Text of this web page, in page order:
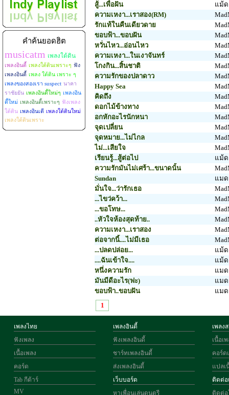
สู้...เพื่อฝัน
แม้ด
ความเหงา...เราสอง(RM)
รักแท้ในคืนเดียวดาย
ขอบฟ้า...ขอบฝัน
หวั่นไหว...อ่อนไหว
ความเหงา...ในเงาจันทร์
โกงกิน...สิ้นชาติ
ความรักของปลาดาว
Happy Sea
คิดถึง
ดอกไม้ข้างทาง
อกหักอะไรนักหนา
จุดเปลี่ยน
จุดหมาย...ไม่ไกล
ไม่...เสียใจ
เรียนรู้...สู้ต่อไป
แม้ด
ความรักมันไม่เศร้า...ขนาดนั้น
Sundan
แมด
มั่นใจ...ว่ารักเธอ
...ไขว่คว้า...
...ขอโทษ...
..หัวใจห้องสุดท้าย..
ความเหงา...เราสอง
ต่อจากนี้....ไม่มีเธอ
...ปลดปล่อย...
แม้ด
....ฉันเข้าใจ....
แม้ด
หนึ่งความรัก
แมด
มันมีดีอะไร(ฟะ)
แมด
ขอบฟ้า..ขอบฝัน
แมด
1
คำค้นยอดฮิต
musicatm เพลงใต้ดิน
เพลงอินดี้ เพลงใต้ดินเพราะๆ ฟัง
เพลงอินดี้ เพลง ใต้ดิน เพราะ ๆ
เพลงของสองเรา suspect นาคา
ราชัยยัน เพลงอินดี้ใหม่ๆ เพลงอิน
ดี้ใหม่ เพลงอินดี้เพราะๆ ฟังเพลง
ใต้ดิน เพลงอินเดี เพลงใต้ดินใหม่
เพลงใต้ดินเพราะ
เพลงไทย
ฟังเพลง
เนื้อเพลง
คอร์ด
Tab กีต้าร์
MV
เพลงอินดี้
ฟังเพลงอินดี้
ชาร์ทเพลงอินดี้
ส่งเพลงอินดี้
เว็บบอร์ด
หาเพื่อนเล่นดนตรี
เพลง
เนื้อเ
คอร์ด
แปลเ
ติดต่อ
ติดต่